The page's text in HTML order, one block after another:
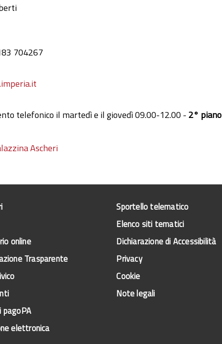
704267
telefonico il martedì e il giovedì 09.00-12.00 - 2° piano
Ascheri
online
Trasparente
pagoPA
elettronica
Sportello telematico
Elenco siti tematici
Dichiarazione di Accessibilità
Privacy
Cookie
Note legali